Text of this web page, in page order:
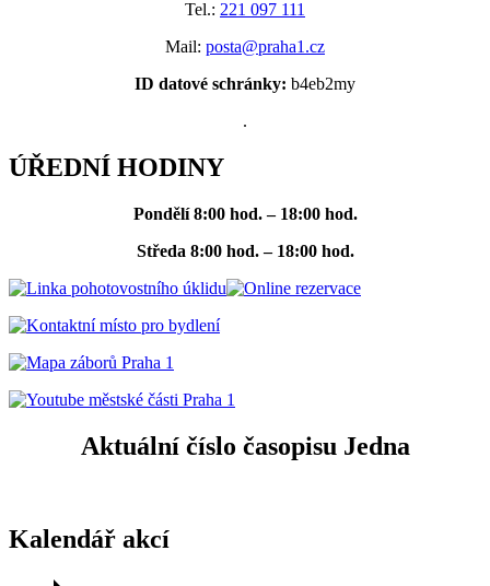
Tel.: 221 097 111
Mail: posta@praha1.cz
ID datové schránky: b4eb2my
.
ÚŘEDNÍ HODINY
Pondělí 8:00 hod. – 18:00 hod.
Středa 8:00 hod. – 18:00 hod.
Aktuální číslo časopisu Jedna
Kalendář akcí